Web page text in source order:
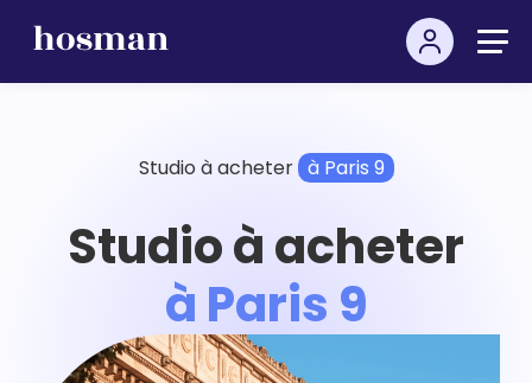
Studio à acheter à Paris 9
Studio à acheter
à Paris 9